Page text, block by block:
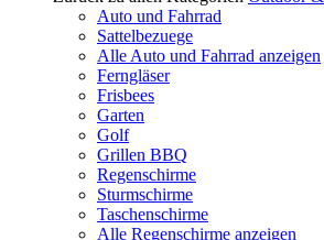
Auto und Fahrrad
Sattelbezuege
Alle Auto und Fahrrad anzeigen
Ferngläser
Frisbees
Garten
Golf
Grillen BBQ
Regenschirme
Sturmschirme
Taschenschirme
Alle Regenschirme anzeigen